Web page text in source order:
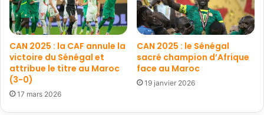
CAN 2025 : la CAF annule la
victoire du Sénégal et
attribue le titre au Maroc
(3-0)
17 mars 2026
CAN 2025 : le Sénégal
sacré champion d’Afrique
face au Maroc
19 janvier 2026